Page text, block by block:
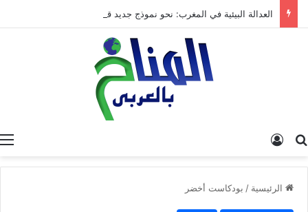
البحث عن
الرئيسية / بودكاست أخضر